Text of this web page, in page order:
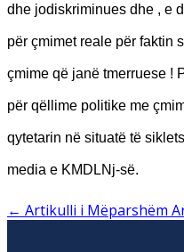
dhe jodiskriminues dhe , e
për çmimet reale për faktin
çmime që janë tmerruese !
për qëllime politike me
qytetarin në situatë të
media e KMDLNj-së.
← Artikulli i Mëparshëm